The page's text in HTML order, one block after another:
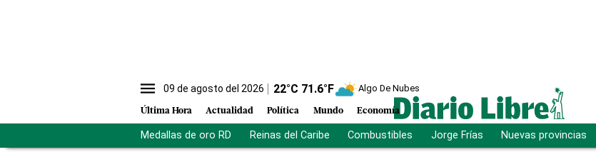
09 de agosto del 2026 22°C 71.6°F Algo De Nubes
Última Hora Actualidad Política Mundo Economía
Medallas de oro RD Reinas del Caribe Combustibles Jorge Frías Nuevas provincias